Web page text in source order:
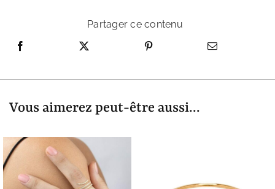
Partager ce contenu
Vous aimerez peut-être aussi...